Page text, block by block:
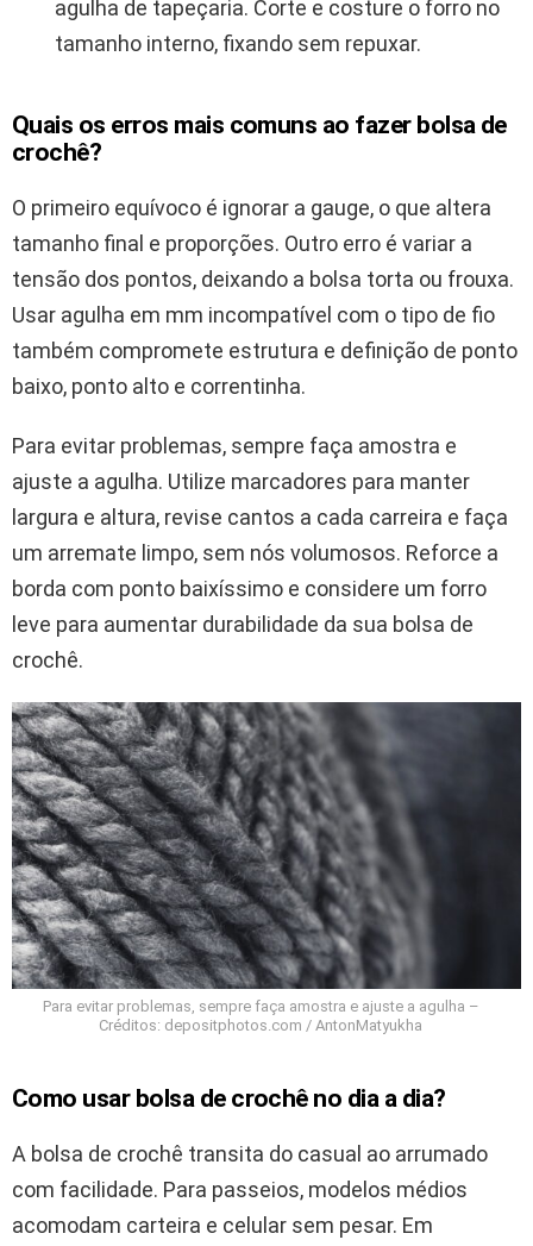
agulha de tapeçaria. Corte e costure o forro no
tamanho interno, fixando sem repuxar.
Quais os erros mais comuns ao fazer bolsa de
crochê?
O primeiro equívoco é ignorar a gauge, o que altera
tamanho final e proporções. Outro erro é variar a
tensão dos pontos, deixando a bolsa torta ou frouxa.
Usar agulha em mm incompatível com o tipo de fio
também compromete estrutura e definição de ponto
baixo, ponto alto e correntinha.
Para evitar problemas, sempre faça amostra e
ajuste a agulha. Utilize marcadores para manter
largura e altura, revise cantos a cada carreira e faça
um arremate limpo, sem nós volumosos. Reforce a
borda com ponto baixíssimo e considere um forro
leve para aumentar durabilidade da sua bolsa de
crochê.
Para evitar problemas, sempre faça amostra e ajuste a agulha –
Créditos: depositphotos.com / AntonMatyukha
Como usar bolsa de crochê no dia a dia?
A bolsa de crochê transita do casual ao arrumado
com facilidade. Para passeios, modelos médios
acomodam carteira e celular sem pesar. Em